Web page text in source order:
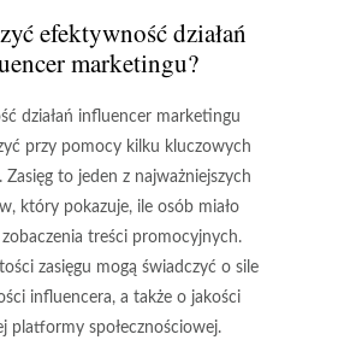
efektywność działań
marketingu?
działań influencer marketingu
przy pomocy kilku kluczowych
Zasięg to jeden z najważniejszych
który pokazuje, ile osób miało
treści promocyjnych.
zasięgu mogą świadczyć o sile
influencera, a także o jakości
platformy społecznościowej.